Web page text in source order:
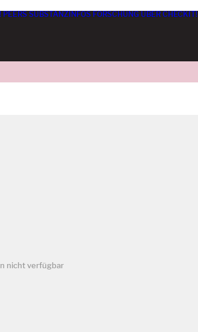
PEERS SUBSTANZINFOS FORSCHUNG ÜBER CHECKIT!
nicht verfügbar